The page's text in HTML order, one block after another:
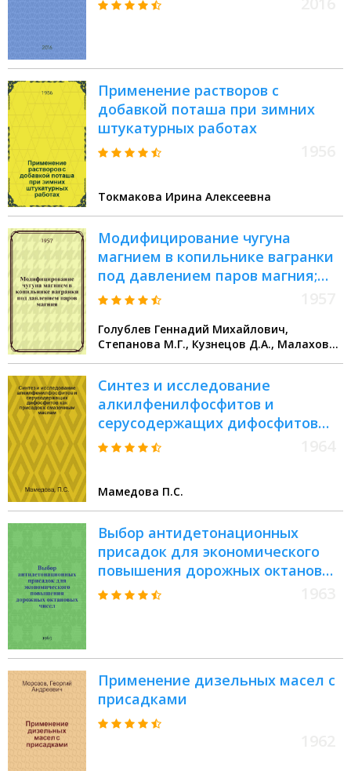
с использованием пламенно-
ионизационного детектора :
ГОСТ Р 56867-2016
Применение растворов с
добавкой поташа при зимних
штукатурных работах
Токмакова Ирина Алексеевна
Модифицирование чугуна
магнием в копильнике вагранки
под давлением паров магния;
Защитная присадка ВМ для
Кузнецов, М.Г. Степанова, А.И.
Малахов и др.; Гостехника СССР.
Акад. наук СССР. Филиал
Всесоюз. ин-та науч. и техн.
информации
Голублев Геннадий Михайлович,
Степанова М.Г., Кузнецов Д.А., Малахов
Синтез и исследование
алкилфенилфосфитов и
серусодержащих дифосфитов
как присадок к смазочным
кандидата химических наук
Мамедова П.С.
Выбор антидетонационных
присадок для экономического
повышения дорожных октановых
чисел
Применение дизельных масел с
присадками